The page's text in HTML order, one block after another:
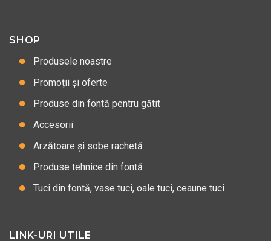
SHOP
Produsele noastre
Promoții și oferte
Produse din fontă pentru gătit
Accesorii
Arzătoare și sobe rachetă
Produse tehnice din fontă
Tuci din fontă, vase tuci, oale tuci, ceaune tuci
LINK-URI UTILE